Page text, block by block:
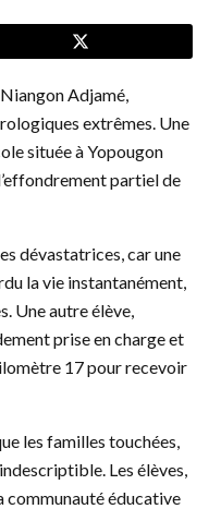
Adjamé,
extrêmes. Une
située à Yopougon
partiel de
dévastatrices, car une
la vie instantanément,
Une autre élève,
prise en charge et
17 pour recevoir
les familles touchées,
Les élèves,
communauté éducative